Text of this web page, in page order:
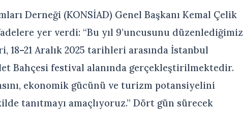
Derneği (KONSİAD) Genel Başkanı Kemal Çelik
yer verdi: “Bu yıl 9’uncusunu düzenlediğimiz
18–21 Aralık 2025 tarihleri arasında İstanbul
Bahçesi festival alanında gerçekleştirilmektedir.
ekonomik gücünü ve turizm potansiyelini
tanıtmayı amaçlıyoruz.” Dört gün sürecek